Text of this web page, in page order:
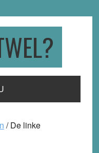
/De linke